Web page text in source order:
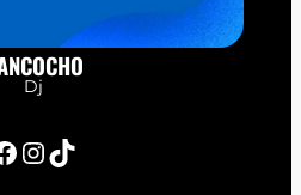
Dj
InstagramTikTok